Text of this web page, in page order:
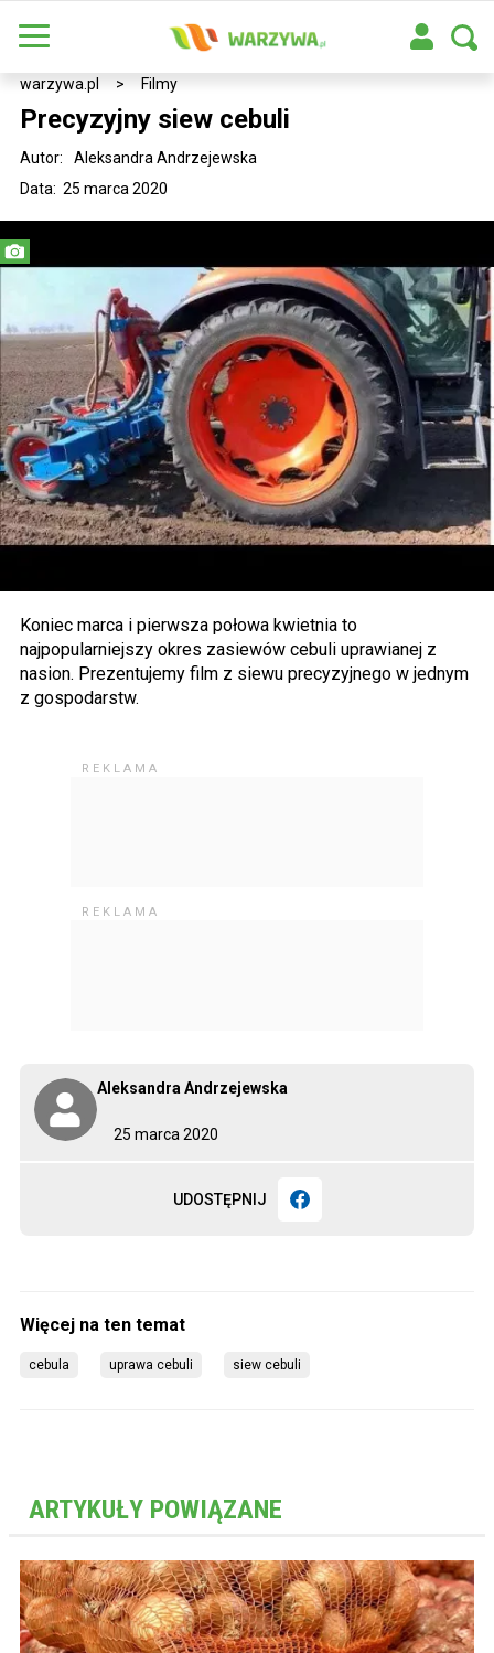
warzywa.pl > Filmy
Precyzyjny siew cebuli
Data: 25 marca 2020
Autor: Aleksandra Andrzejewska
25 marca 2020
Aleksandra Andrzejewska
UDOSTĘPNIJ
Koniec marca i pierwsza połowa kwietnia to
najpopularniejszy okres zasiewów cebuli uprawianej z
nasion. Prezentujemy film z siewu precyzyjnego w jednym
z gospodarstw.
cebula uprawa cebuli siew cebuli
ARTYKUŁY POWIĄZANE